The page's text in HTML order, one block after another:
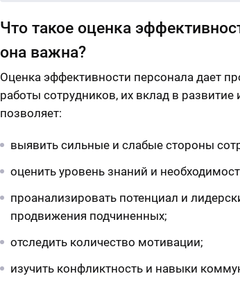
Что такое оценка
она важна?
Оценка эффективности персонала дает
работы сотрудников, их вклад в развитие
позволяет:
выявить сильные и слабые стороны
оценить уровень знаний и
проанализировать потенциал и
продвижения подчиненных;
отследить количество мотивации;
изучить конфликтность и навыки